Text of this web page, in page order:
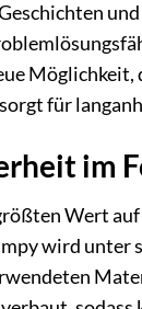
für
im
Wert
wird